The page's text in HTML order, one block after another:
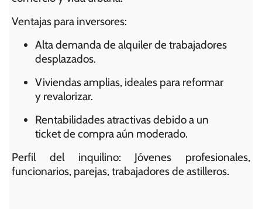
Ventajas para inversores:
Alta demanda de alquiler de trabajadores
desplazados.
Viviendas amplias, ideales para reformar
y revalorizar.
Rentabilidades atractivas debido a un
ticket de compra aún moderado.
Perfil del inquilino: Jóvenes profesionales,
funcionarios, parejas, trabajadores de astilleros.